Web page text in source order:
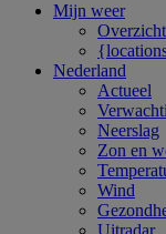
Mijn weer
Overzicht
Nederland
Actueel
Neerslag
Zon en
Wind
Uitradar